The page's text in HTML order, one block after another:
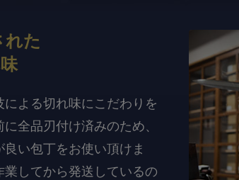
れた
よる切れ味にこだわりを
全品刃付け済みのため、
い包丁をお使い頂けま
してから発送しているの